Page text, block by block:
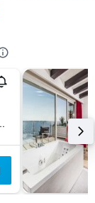
Kusadasi, Tyrkiet